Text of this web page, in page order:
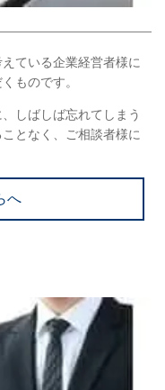
ている企業経営者様に
ものです。
しばしば忘れてしまう
となく、ご相談者様に
へ